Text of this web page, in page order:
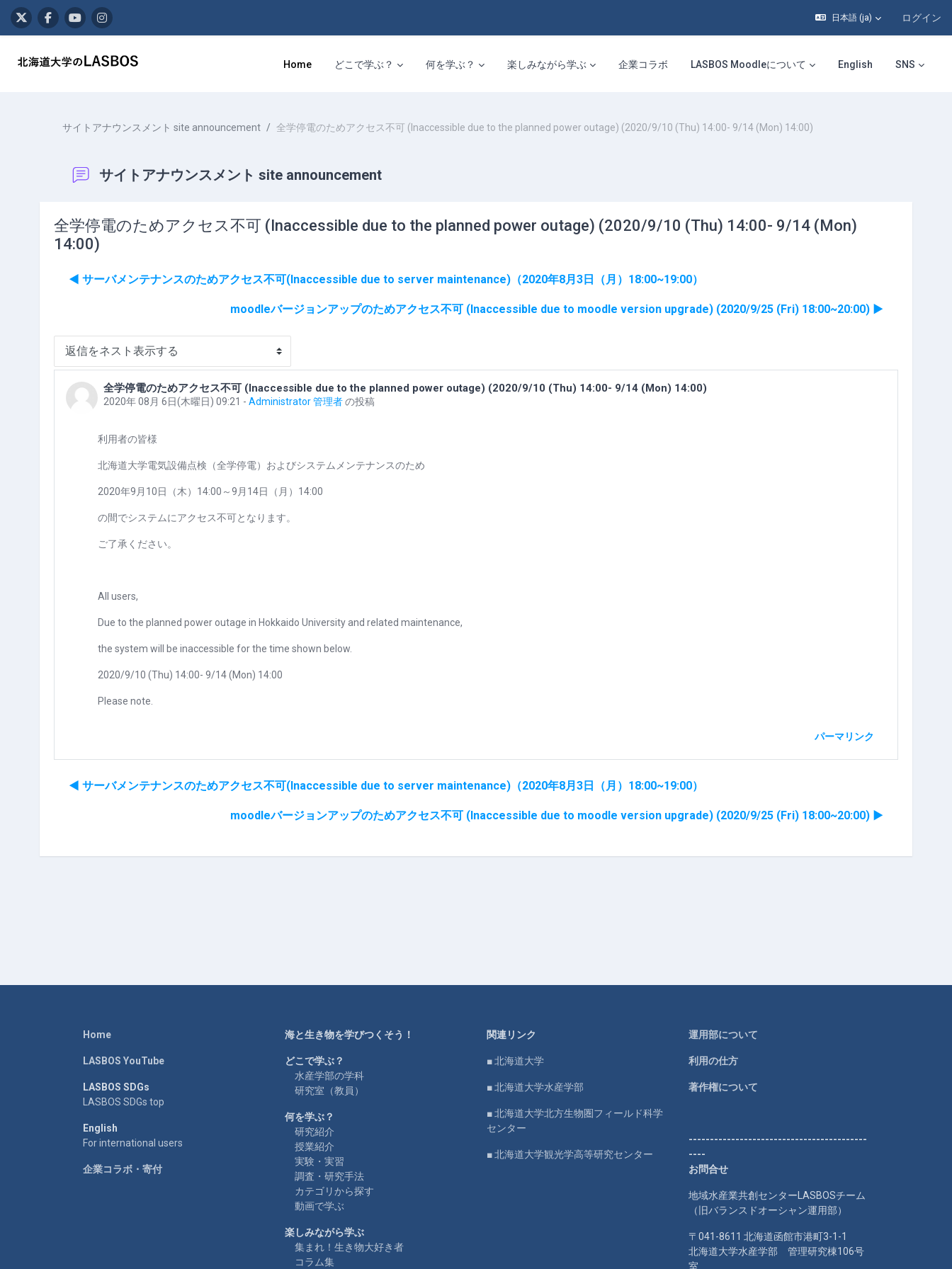
日本語 ‎(ja)‎ ログイン
Home どこで学ぶ？ 何を学ぶ？ 楽しみながら学ぶ 企業コラボ LASBOS Moodleについて English SNS
サイトアナウンスメント site announcement 全学停電のためアクセス不可 (Inaccessible due to the planned power outage) (2020/9/10 (Thu) 14:00- 9/14 (Mon) 14:00)
サイトアナウンスメント site announcement
全学停電のためアクセス不可 (Inaccessible due to the planned power outage) (2020/9/10 (Thu) 14:00- 9/14 (Mon)
14:00)
◀︎ サーバメンテナンスのためアクセス不可(Inaccessible due to server maintenance)（2020年8月3日（月）18:00~19:00）
moodleバージョンアップのためアクセス不可 (Inaccessible due to moodle version upgrade) (2020/9/25 (Fri) 18:00~20:00) ▶︎
全学停電のためアクセス不可 (Inaccessible due to the planned power outage) (2020/9/10 (Thu) 14:00- 9/14 (Mon) 14:00)
2020年 08月 6日(木曜日) 09:21 - Administrator 管理者の投稿
返信数: 0
利用者の皆様
北海道大学電気設備点検（全学停電）およびシステムメンテナンスのため
2020年9月10日（木）14:00～9月14日（月）14:00
の間でシステムにアクセス不可となります。
ご了承ください。
All users,
Due to the planned power outage in Hokkaido University and related maintenance,
the system will be inaccessible for the time shown below.
2020/9/10 (Thu) 14:00- 9/14 (Mon) 14:00
Please note.
パーマリンク
◀︎ サーバメンテナンスのためアクセス不可(Inaccessible due to server maintenance)（2020年8月3日（月）18:00~19:00）
moodleバージョンアップのためアクセス不可 (Inaccessible due to moodle version upgrade) (2020/9/25 (Fri) 18:00~20:00) ▶︎
Home
LASBOS YouTube
LASBOS SDGs
LASBOS SDGs top
English
For international users
企業コラボ・寄付
海と生き物を学びつくそう！
どこで学ぶ？
水産学部の学科
研究室（教員）
何を学ぶ？
研究紹介
授業紹介
実験・実習
調査・研究手法
カテゴリから探す
動画で学ぶ
楽しみながら学ぶ
集まれ！生き物大好き者
コラム集
関連リンク
■ 北海道大学
■ 北海道大学水産学部
■ 北海道大学北方生物圏フィールド科学
センター
■ 北海道大学観光学高等研究センター
運用部について
利用の仕方
著作権について
------------------------------------------
----
お問合せ
地域水産業共創センターLASBOSチーム
（旧バランスドオーシャン運用部）
〒041-8611 北海道函館市港町3-1-1
北海道大学水産学部 管理研究棟106号
室